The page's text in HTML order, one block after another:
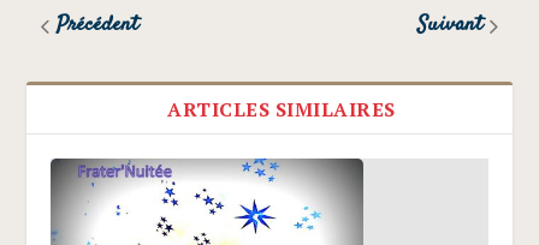
Précédent Suivant
ARTICLES SIMILAIRES